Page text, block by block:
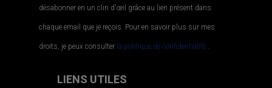
désabonner en un clin d'œil grâce au lien présent dans
chaque email que je reçois. Pour en savoir plus sur mes
droits, je peux consulter la politique de confidentialité..
LIENS UTILES